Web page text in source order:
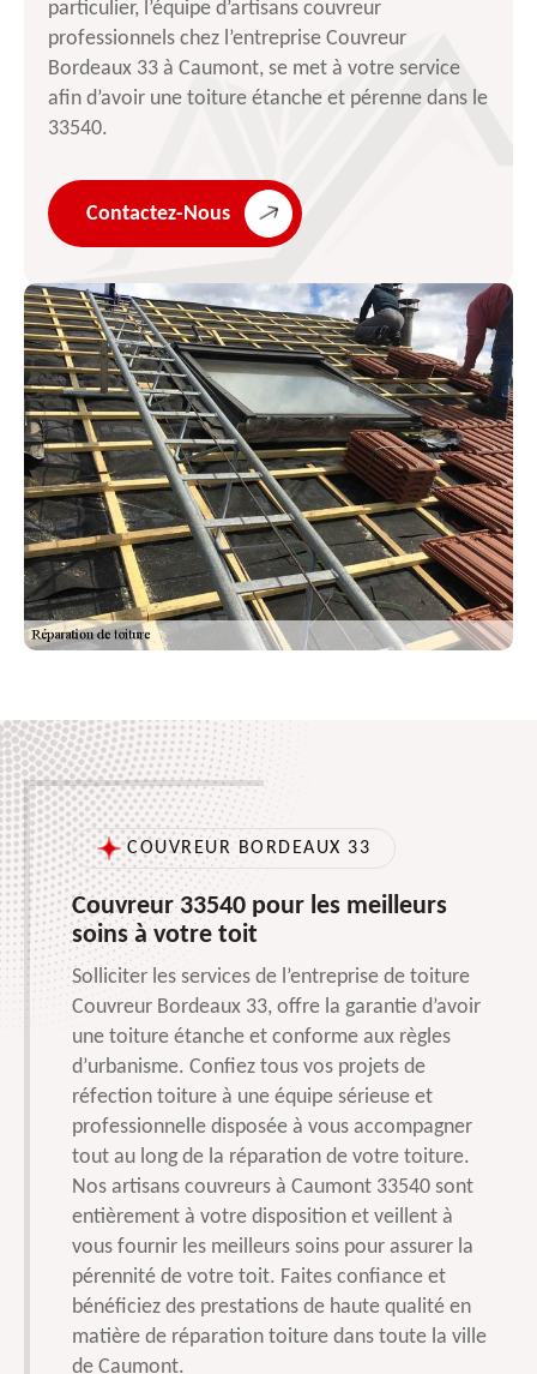
particulier, l’équipe d’artisans couvreur
professionnels chez l’entreprise Couvreur
Bordeaux 33 à Caumont, se met à votre service
afin d’avoir une toiture étanche et pérenne dans le
33540.
Contactez-Nous
COUVREUR BORDEAUX 33
Couvreur 33540 pour les meilleurs
soins à votre toit
Solliciter les services de l’entreprise de toiture
Couvreur Bordeaux 33, offre la garantie d’avoir
une toiture étanche et conforme aux règles
d’urbanisme. Confiez tous vos projets de
réfection toiture à une équipe sérieuse et
professionnelle disposée à vous accompagner
tout au long de la réparation de votre toiture.
Nos artisans couvreurs à Caumont 33540 sont
entièrement à votre disposition et veillent à
vous fournir les meilleurs soins pour assurer la
pérennité de votre toit. Faites confiance et
bénéficiez des prestations de haute qualité en
matière de réparation toiture dans toute la ville
de Caumont.